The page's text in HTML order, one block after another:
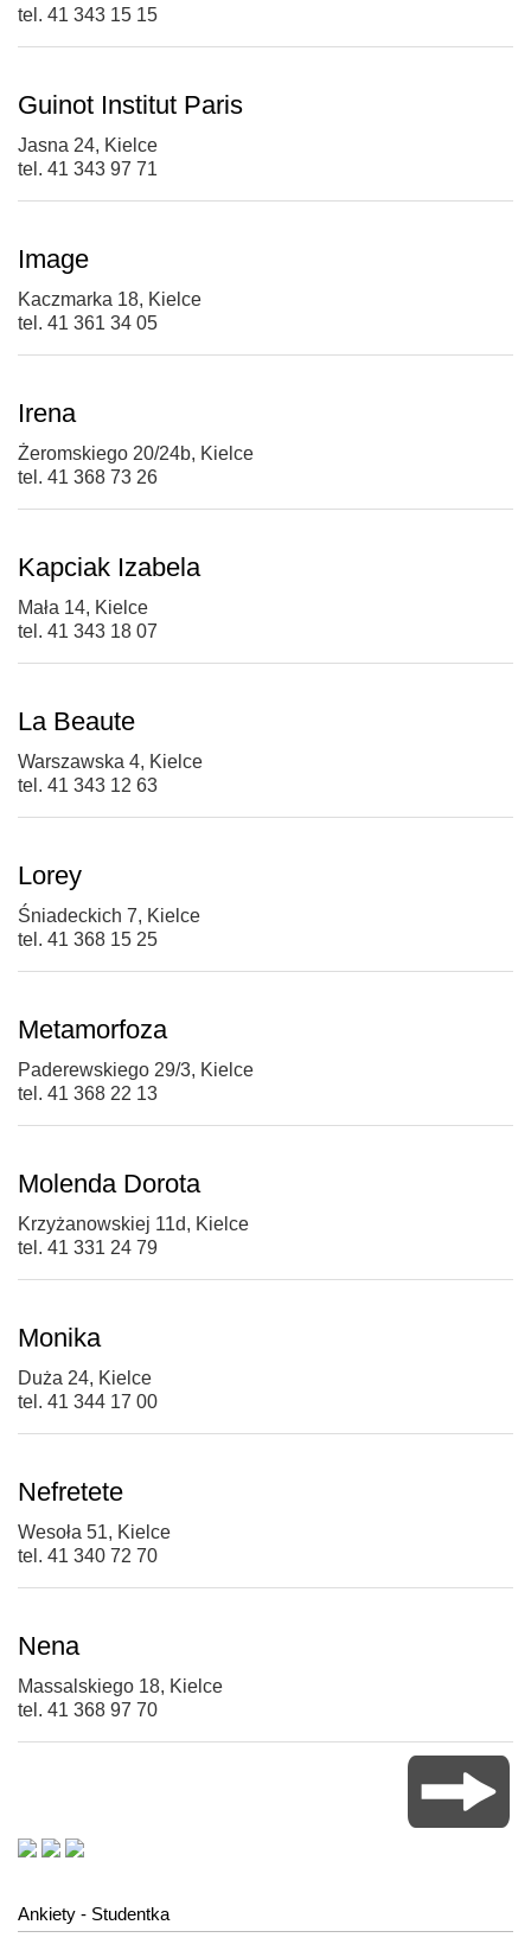
tel. 41 343 15 15
Guinot Institut Paris
Jasna 24, Kielce
tel. 41 343 97 71
Image
Kaczmarka 18, Kielce
tel. 41 361 34 05
Irena
Żeromskiego 20/24b, Kielce
tel. 41 368 73 26
Kapciak Izabela
Mała 14, Kielce
tel. 41 343 18 07
La Beaute
Warszawska 4, Kielce
tel. 41 343 12 63
Lorey
Śniadeckich 7, Kielce
tel. 41 368 15 25
Metamorfoza
Paderewskiego 29/3, Kielce
tel. 41 368 22 13
Molenda Dorota
Krzyżanowskiej 11d, Kielce
tel. 41 331 24 79
Monika
Duża 24, Kielce
tel. 41 344 17 00
Nefretete
Wesoła 51, Kielce
tel. 41 340 72 70
Nena
Massalskiego 18, Kielce
tel. 41 368 97 70
Ankiety - Studentka